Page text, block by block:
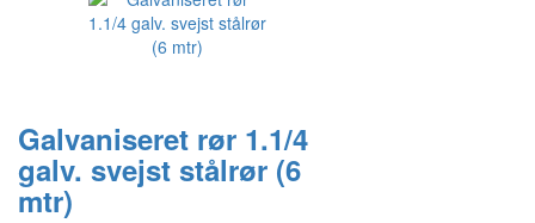
Galvaniseret rør 1.1/4
galv. svejst stålrør (6
mtr)